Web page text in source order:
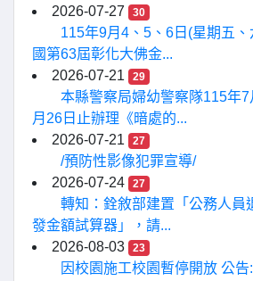
2026-07-27
30
115年9月4、5、6日(星期五
國第63屆彰化大佛金...
2026-07-21
29
本縣警察局婦幼警察隊115年
月26日止辦理《暗處的...
2026-07-21
27
/預防性影像犯罪宣導/
2026-07-24
27
轉知：銓敘部建置「公務人員
發金額試算器」，請...
2026-08-03
23
因校園施工校園暫停開放 公